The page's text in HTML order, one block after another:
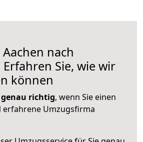
nach
Sie, wie wir
können
genau richtig, wenn Sie einen
erfahrene Umzugsfirma